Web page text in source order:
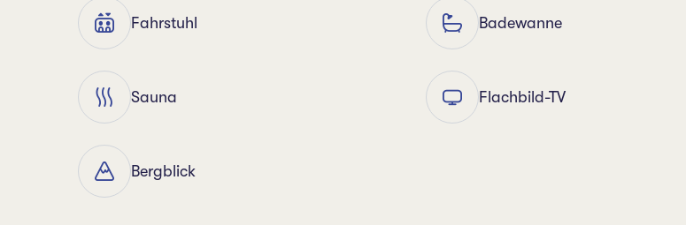
Fahrstuhl Badewanne
Sauna Flachbild-TV
Bergblick